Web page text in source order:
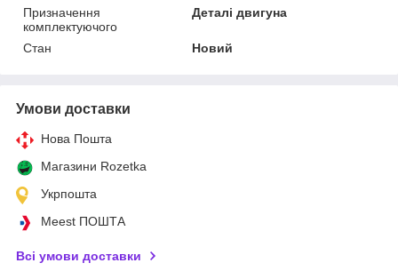
Призначення
комплектуючого
Деталі двигуна
Стан Новий
Умови доставки
Нова Пошта
Магазини Rozetka
Укрпошта
Meest ПОШТА
Всі умови доставки